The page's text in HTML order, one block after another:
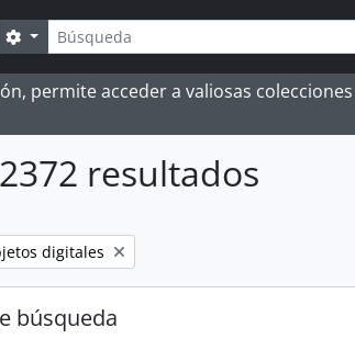
Search options
permite acceder a valiosas
resultados
filter:digitales
búsqueda